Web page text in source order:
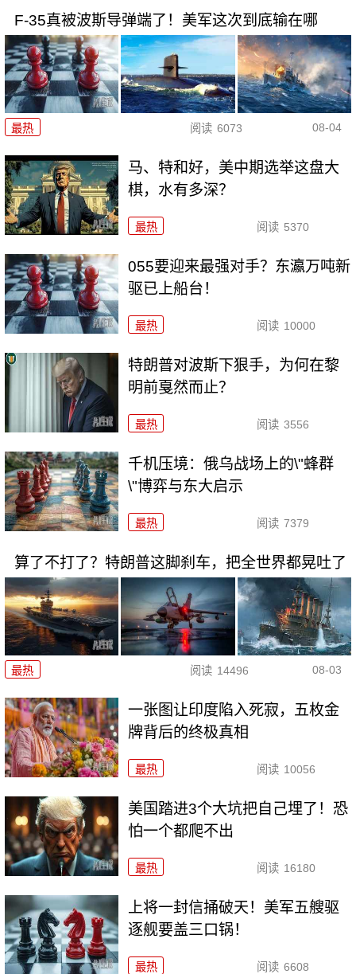
F-35真被波斯导弹端了！美军这次到底输在哪
最热 阅读 6073 08-04
马、特和好，美中期选举这盘大
棋，水有多深？
最热 阅读 5370
055要迎来最强对手？东瀛万吨新
驱已上船台！
最热 阅读 10000
特朗普对波斯下狠手，为何在黎
明前戛然而止？
最热 阅读 3556
千机压境：俄乌战场上的\"蜂群
\"博弈与东大启示
最热 阅读 7379
算了不打了？特朗普这脚刹车，把全世界都晃吐了
最热 阅读 14496 08-03
一张图让印度陷入死寂，五枚金
牌背后的终极真相
最热 阅读 10056
美国踏进3个大坑把自己埋了！恐
怕一个都爬不出
最热 阅读 16180
上将一封信捅破天！美军五艘驱
逐舰要盖三口锅！
最热 阅读 6608